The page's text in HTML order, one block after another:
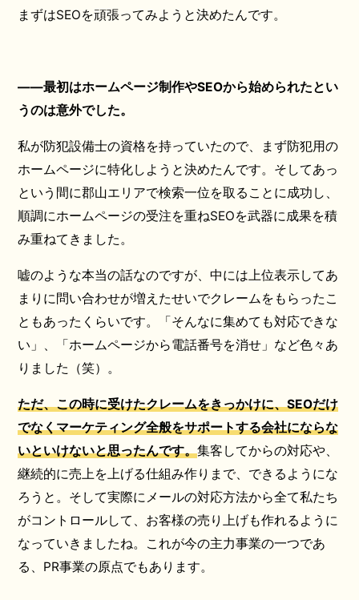
まずはSEOを頑張ってみようと決めたんです。
――最初はホームページ制作やSEOから始められたとい
うのは意外でした。
私が防犯設備士の資格を持っていたので、まず防犯用の
ホームページに特化しようと決めたんです。そしてあっ
という間に郡山エリアで検索一位を取ることに成功し、
順調にホームページの受注を重ねSEOを武器に成果を積
み重ねてきました。
嘘のような本当の話なのですが、中には上位表示してあ
まりに問い合わせが増えたせいでクレームをもらったこ
ともあったくらいです。「そんなに集めても対応できな
い」、「ホームページから電話番号を消せ」など色々あ
りました（笑）。
ただ、この時に受けたクレームをきっかけに、SEOだけ
でなくマーケティング全般をサポートする会社にならな
いといけないと思ったんです。集客してからの対応や、
継続的に売上を上げる仕組み作りまで、できるようにな
ろうと。そして実際にメールの対応方法から全て私たち
がコントロールして、お客様の売り上げも作れるように
なっていきましたね。これが今の主力事業の一つであ
る、PR事業の原点でもあります。